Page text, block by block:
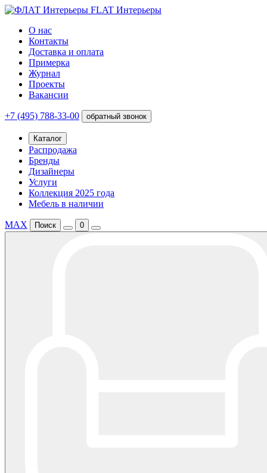
FLAT Интерьеры
О нас
Контакты
Доставка и оплата
Примерка
Журнал
Проекты
Вакансии
+7 (495) 788-33-00 обратный звонок
Каталог
Распродажа
Бренды
Дизайнеры
Услуги
Коллекция 2025 года
Мебель в наличии
MAX Поиск 0